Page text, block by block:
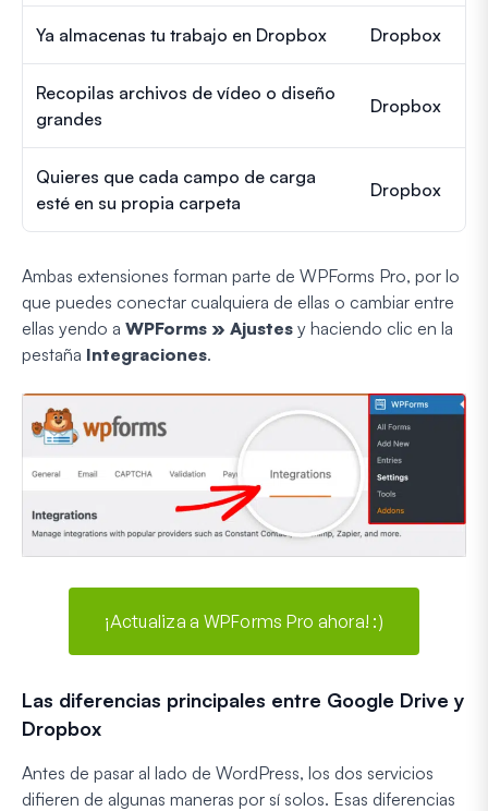
Ya almacenas tu trabajo en Dropbox Dropbox
Recopilas archivos de vídeo o diseño
grandes
Dropbox
Quieres que cada campo de carga
esté en su propia carpeta
Dropbox
Ambas extensiones forman parte de WPForms Pro, por lo
que puedes conectar cualquiera de ellas o cambiar entre
ellas yendo a WPForms » Ajustes y haciendo clic en la
pestaña Integraciones.
¡Actualiza a WPForms Pro ahora! :)
Las diferencias principales entre Google Drive y
Dropbox
Antes de pasar al lado de WordPress, los dos servicios
difieren de algunas maneras por sí solos. Esas diferencias